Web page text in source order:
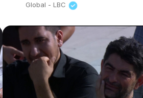
Global - LBC